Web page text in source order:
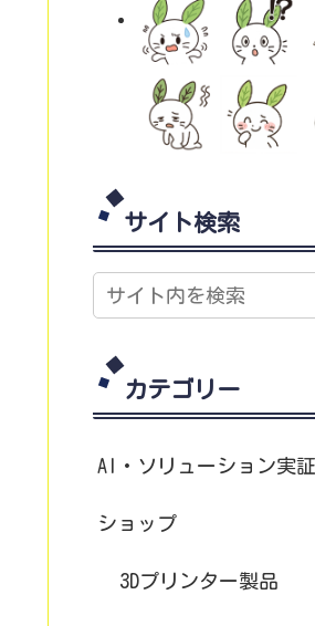
サイト検索
カテゴリー
AI・ソリューション実
ショップ
3Dプリンター製品